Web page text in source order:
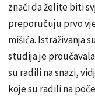
znači da želite biti
preporučuju prvo
mišića. Istraživanja
studija je
su radili na snazi,
koje su radili na